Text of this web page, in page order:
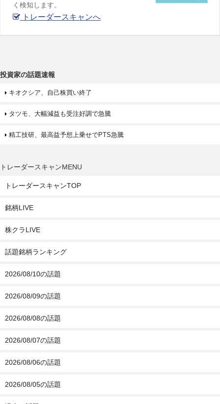
く検知します。
トレーダースキャンへ
投資家の話題速報
キオクシア、自己株買い終了
タツモ、大幅減益も受注好調で急騰
精工技研、最高益予想上乗せでPTS急騰
トレーダースキャンMENU
トレーダースキャンTOP
銘柄LIVE
株クラLIVE
話題銘柄ランキング
2026/08/10の話題
2026/08/09の話題
2026/08/08の話題
2026/08/07の話題
2026/08/06の話題
2026/08/05の話題